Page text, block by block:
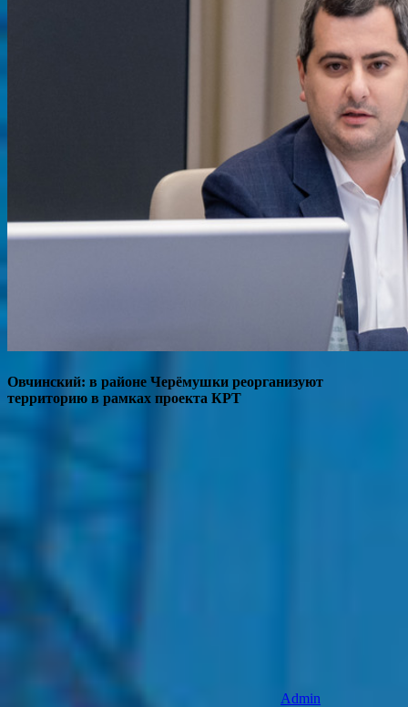
Овчинский: в районе Черёмушки реорганизуют
территорию в рамках проекта КРТ
Admin